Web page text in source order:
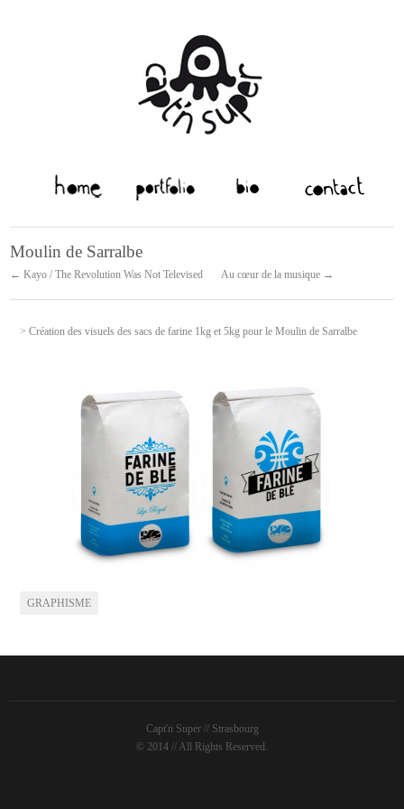
Moulin de Sarralbe
← Kayo / The Revolution Was Not Televised Au cœur de la musique →
> Création des visuels des sacs de farine 1kg et 5kg pour le Moulin de Sarralbe
GRAPHISME
Capt'n Super // Strasbourg
© 2014 // All Rights Reserved.